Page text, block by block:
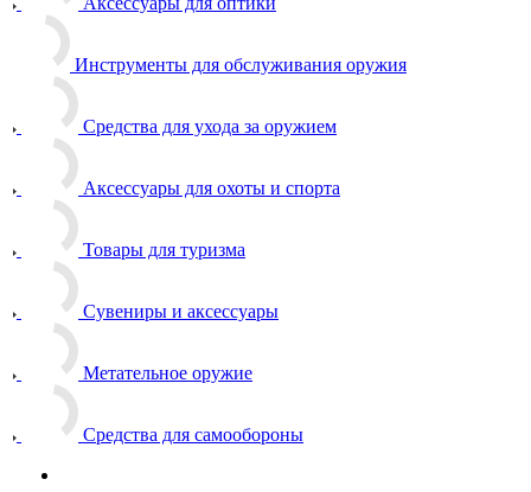
Инструменты для обслуживания оружия
Средства для ухода за оружием
Аксессуары для охоты и спорта
Товары для туризма
Сувениры и аксессуары
Метательное оружие
Средства для самообороны